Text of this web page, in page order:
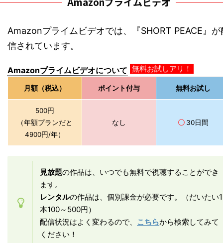
Amazonプライムビデオでは、『SHORT PEACE』が
信されています。
Amazonプライムビデオについて 無料お試しアリ！
月額（税込） ポイント付与 無料お試し
500円
（年額プランだと
4900円/年）
なし 〇 30日間
見放題の作品は、いつでも無料で視聴することができ
ます。
レンタルの作品は、個別課金が必要です。（だいたい1
本100～500円）
配信状況はよく変わるので、 こちらから検索してみて
ください！